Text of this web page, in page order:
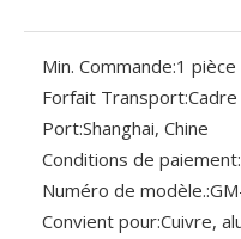
Min. Commande:1 pièce
Forfait Transport:
Port:Shanghai, Chine
Conditions de paiement:
Numéro de modèle.:
Convient pour:Cuivre,